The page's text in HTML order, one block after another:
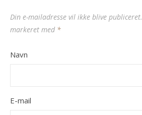
Din e-mailadresse vil ikke blive publiceret.
markeret med *
Navn
E-mail